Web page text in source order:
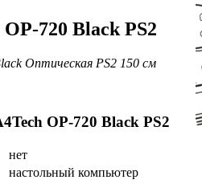
720 Black PS2
Оптическая PS2 150 см
OP-720 Black PS2
нет
настольный компьютер